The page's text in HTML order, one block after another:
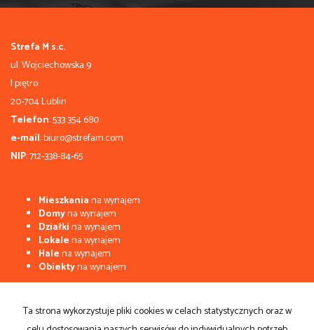
Strefa M s.c.
ul. Wojciechowska 9
I piętro
20-704 Lublin
Telefon: 533 354 680
e-mail: biuro@strefam.com
NIP: 712-338-84-65
Mieszkaniana wynajem
Domyna wynajem
Działkina wynajem
Lokalena wynajem
Halena wynajem
Obiektyna wynajem
Domy
na sprzedaż
Działkina sprzedaż
Ta strona wykorzystuje pliki cookies w celach statystycznych oraz w